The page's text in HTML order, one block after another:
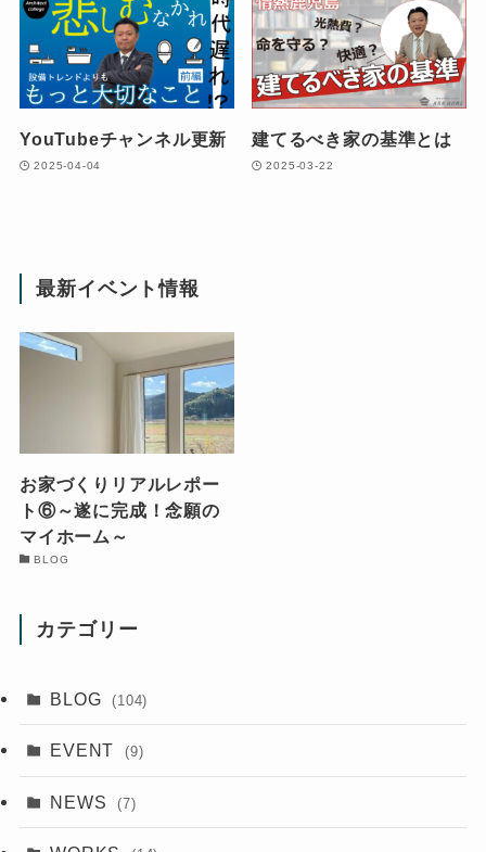
YouTubeチャンネル更新
2025-04-04
建てるべき家の基準とは
2025-03-22
最新イベント情報
お家づくりリアルレポー
ト⑥～遂に完成！念願の
マイホーム～
BLOG
カテゴリー
BLOG (104)
EVENT (9)
NEWS (7)